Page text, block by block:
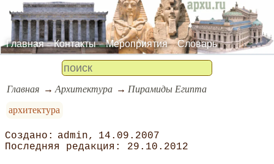
Главная Контакты Мероприятия Словарь
Главная Архитектура
Пирамиды Египта
архитектура
admin
14.09.2007
29.10.2012